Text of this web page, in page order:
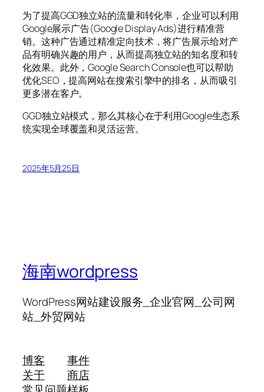
为了提高GGD独立站的流量和转化率，企业可以利用
Google展示广告(Google Display Ads)进行精准营
销。这种广告通过精准定向技术，将广告展示给对产
品有明确兴趣的用户，从而提高独立站的知名度和转
化效果。此外，Google Search Console也可以帮助
优化SEO，提高网站在搜索引擎中的排名，从而吸引
更多潜在客户。
GGD独立站模式，那么其核心在于利用Google生态系
统实现全球覆盖和灵活运营。
2025年5月25日
海南wordpress
WordPress网站建设服务_企业官网_公司网
站_外贸网站
博客
关于
事件
商店